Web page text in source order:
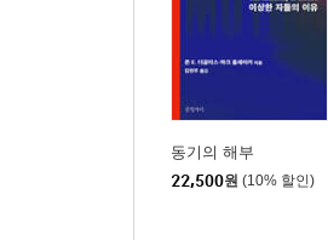
동기의 해부
22,500원 (10% 할인)